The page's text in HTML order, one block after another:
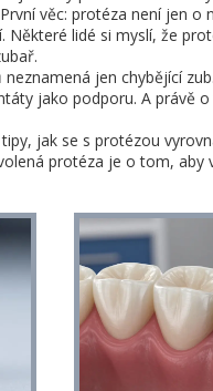
věc: protéza není jen
Některé lidé si myslí, že
jen chybějící
jako podporu. A
jak se s protézou
protéza je o tom,